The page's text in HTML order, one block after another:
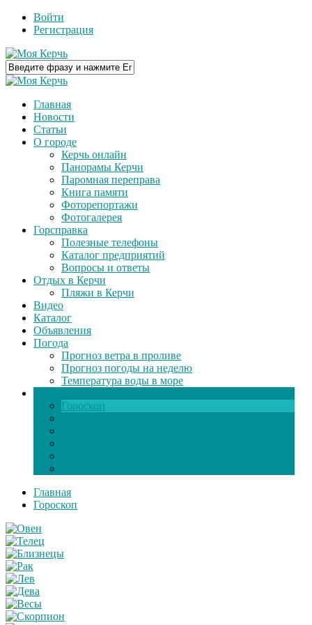
Войти
Регистрация
Главная
Новости
Статьи
О городе
Керчь онлайн
Панорамы Керчи
Паромная переправа
Книга памяти
Фоторепортажи
Фотогалерея
Горсправка
Полезные телефоны
Каталог предприятий
Вопросы и ответы
Отдых в Керчи
Пляжи в Керчи
Видео
Каталог
Объявления
Погода
Прогноз ветра в проливе
Прогноз погоды на неделю
Температура воды в море
Гороскоп
Главная
Гороскоп